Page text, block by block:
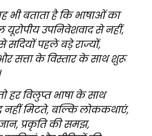
भी बताता है कि भाषाओं का
उपनिवेशवाद से नहीं,
सदियों पहले बड़े राज्यों,
और सत्ता के विस्तार के साथ शुरू
हर विलुप्त भाषा के साथ
मिटते, बल्कि लोककथाएं,
प्रकृति की समझ,